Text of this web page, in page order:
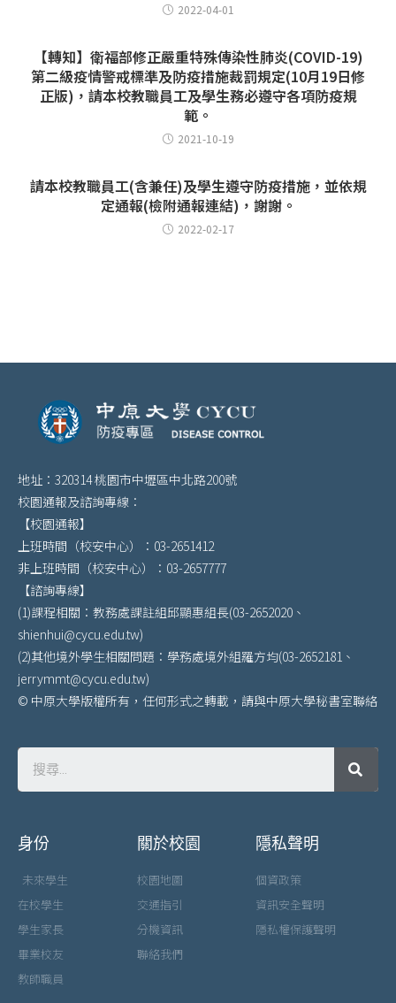
2022-04-01
【轉知】衛福部修正嚴重特殊傳染性肺炎(COVID-19)
第二級疫情警戒標準及防疫措施裁罰規定(10月19日修
正版)，請本校教職員工及學生務必遵守各項防疫規
範。
2021-10-19
請本校教職員工(含兼任)及學生遵守防疫措施，並依規
定通報(檢附通報連結)，謝謝。
2022-02-17
地址：320314 桃園市中壢區中北路200號
校園通報及諮詢專線：
【校園通報】
上班時間（校安中心）：03-2651412
非上班時間（校安中心）：03-2657777
【諮詢專線】
(1)課程相關：教務處課註組邱顯惠組長(03-2652020、
shienhui@cycu.edu.tw)
(2)其他境外學生相關問題：學務處境外組羅方均(03-2652181、
jerrymmt@cycu.edu.tw)
© 中原大學版權所有，任何形式之轉載，請與中原大學秘書室聯絡
身份
未來學生
在校學生
學生家長
畢業校友
教師職員
關於校園
校園地圖
交通指引
分機資訊
聯絡我們
隱私聲明
個資政策
資訊安全聲明
隱私權保護聲明